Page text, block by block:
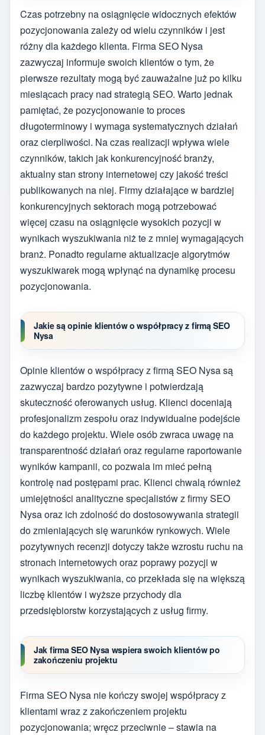
Czas potrzebny na osiągnięcie widocznych efektów
pozycjonowania zależy od wielu czynników i jest
różny dla każdego klienta. Firma SEO Nysa
zazwyczaj informuje swoich klientów o tym, że
pierwsze rezultaty mogą być zauważalne już po kilku
miesiącach pracy nad strategią SEO. Warto jednak
pamiętać, że pozycjonowanie to proces
długoterminowy i wymaga systematycznych działań
oraz cierpliwości. Na czas realizacji wpływa wiele
czynników, takich jak konkurencyjność branży,
aktualny stan strony internetowej czy jakość treści
publikowanych na niej. Firmy działające w bardziej
konkurencyjnych sektorach mogą potrzebować
więcej czasu na osiągnięcie wysokich pozycji w
wynikach wyszukiwania niż te z mniej wymagających
branż. Ponadto regularne aktualizacje algorytmów
wyszukiwarek mogą wpłynąć na dynamikę procesu
pozycjonowania.
Jakie są opinie klientów o współpracy z firmą SEO
Nysa
Opinie klientów o współpracy z firmą SEO Nysa są
zazwyczaj bardzo pozytywne i potwierdzają
skuteczność oferowanych usług. Klienci doceniają
profesjonalizm zespołu oraz indywidualne podejście
do każdego projektu. Wiele osób zwraca uwagę na
transparentność działań oraz regularne raportowanie
wyników kampanii, co pozwala im mieć pełną
kontrolę nad postępami prac. Klienci chwalą również
umiejętności analityczne specjalistów z firmy SEO
Nysa oraz ich zdolność do dostosowywania strategii
do zmieniających się warunków rynkowych. Wiele
pozytywnych recenzji dotyczy także wzrostu ruchu na
stronach internetowych oraz poprawy pozycji w
wynikach wyszukiwania, co przekłada się na większą
liczbę klientów i wyższe przychody dla
przedsiębiorstw korzystających z usług firmy.
Jak firma SEO Nysa wspiera swoich klientów po
zakończeniu projektu
Firma SEO Nysa nie kończy swojej współpracy z
klientami wraz z zakończeniem projektu
pozycjonowania; wręcz przeciwnie – stawia na